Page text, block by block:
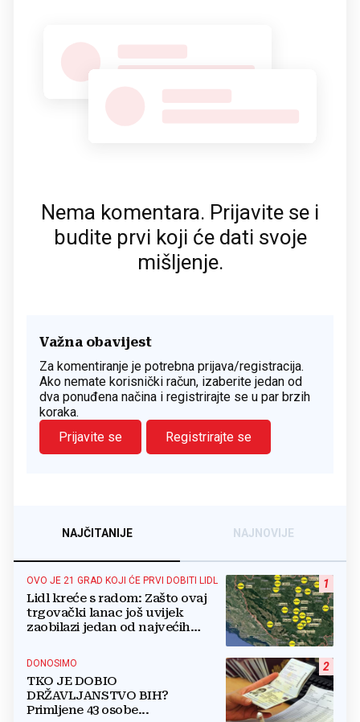
Nema komentara. Prijavite se i
budite prvi koji će dati svoje
mišljenje.
Važna obavijest
Za komentiranje je potrebna prijava/registracija.
Ako nemate korisnički račun, izaberite jedan od
dva ponuđena načina i registrirajte se u par brzih
koraka.
Prijavite se
Registrirajte se
NAJČITANIJE NAJNOVIJE
1
OVO JE 21 GRAD KOJI ĆE PRVI DOBITI LIDL
Lidl kreće s radom: Zašto ovaj
trgovački lanac još uvijek
zaobilazi jedan od najvećih
2
DONOSIMO
TKO JE DOBIO
DRŽAVLJANSTVO BIH?
Primljene 43 osobe...